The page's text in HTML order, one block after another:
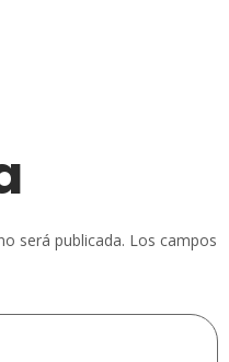
será publicada. Los campos